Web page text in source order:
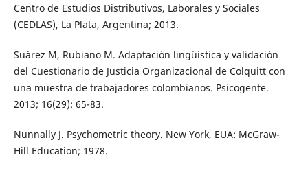
Centro de Estudios Distributivos, Laborales y Sociales
(CEDLAS), La Plata, Argentina; 2013.
Suárez M, Rubiano M. Adaptación lingüística y validación
del Cuestionario de Justicia Organizacional de Colquitt con
una muestra de trabajadores colombianos. Psicogente.
2013; 16(29): 65-83.
Nunnally J. Psychometric theory. New York, EUA: McGraw-
Hill Education; 1978.